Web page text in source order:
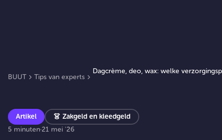
BUUT Tips van experts
Dagcrème, deo, wax: welke
Artikel 👗 Zakgeld en kleedgeld
5 minuten·21 mei '26